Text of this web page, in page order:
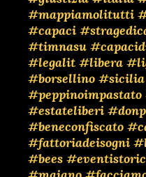
#mappiamolitutti
#capaci
#timnasu
#legalit #libera
#borsellino #sicilia
#peppinoimpastato
#estateliberi
#beneconfiscato
#fattoriadeisogni
#bees